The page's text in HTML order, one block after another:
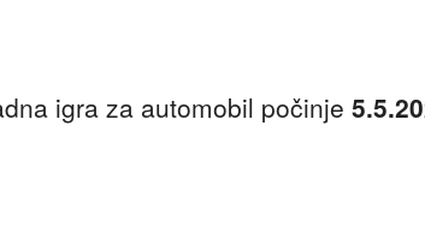
igra za automobil počinje